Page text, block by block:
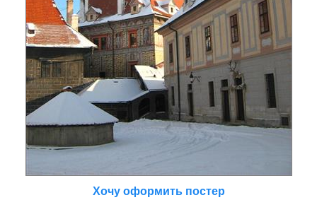
Хочу оформить постер